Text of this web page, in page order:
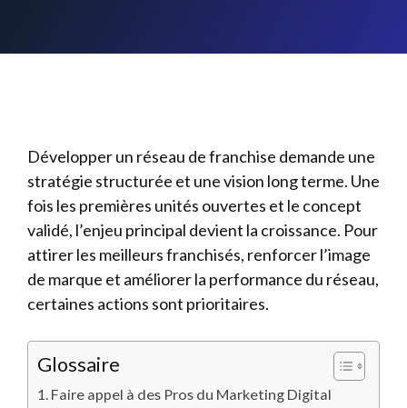
Développer un réseau de franchise demande une
stratégie structurée et une vision long terme. Une
fois les premières unités ouvertes et le concept
validé, l’enjeu principal devient la croissance. Pour
attirer les meilleurs franchisés, renforcer l’image
de marque et améliorer la performance du réseau,
certaines actions sont prioritaires.
Glossaire
Faire appel à des Pros du Marketing Digital